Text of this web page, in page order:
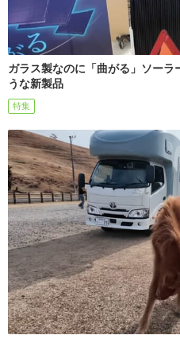
ガラス製なのに「曲がる」ソー
うな新製品
特集